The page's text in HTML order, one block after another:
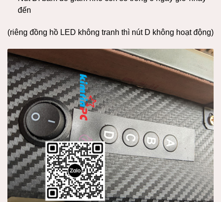
đến
(riêng đồng hồ LED không tranh thì nút D không hoạt động)